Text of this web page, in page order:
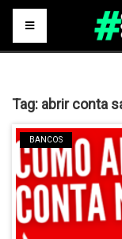
Tag: abrir conta
BANCOS